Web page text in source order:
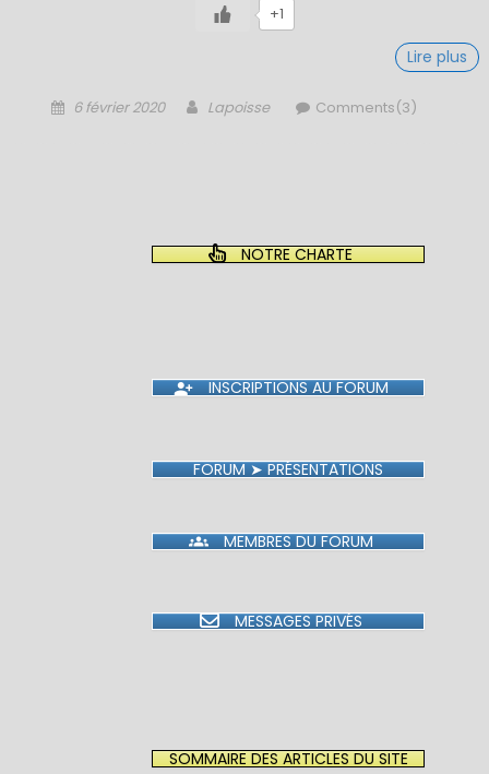
+1
Lire plus
Posted
6 février 2020 Author
Lapoisse Comments(3)
NOTRE CHARTE
INSCRIPTIONS AU FORUM
FORUM ➤ PRÉSENTATIONS
MEMBRES DU FORUM
MESSAGES PRIVÉS
SOMMAIRE DES ARTICLES DU SITE